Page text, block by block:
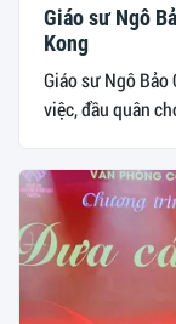
Giáo sư Ngô
Kong
Giáo sư Ngô Bảo
việc, đầu quân